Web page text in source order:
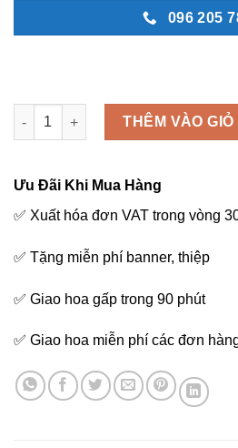
096 205
Tinh Khôi - M194 số lượng
THÊM VÀO
Ưu Đãi Khi Mua Hàng
✅ Xuất hóa đơn VAT trong vòng
✅ Tặng miễn phí banner, thiệp
✅ Giao hoa gấp trong 90 phút
✅ Giao hoa miễn phí các đơn